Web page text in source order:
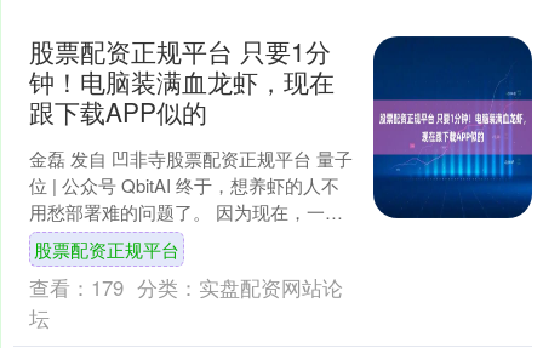
股票配资正规平台 只要1分
钟！电脑装满血龙虾，现在
跟下载APP似的
金磊 发自 凹非寺股票配资正规平台 量子
位 | 公众号 QbitAI 终于，想养虾的人不
用愁部署难的问题了。 因为现在，一个
国产应用上面就能直接用满血龙虾！
它....
股票配资正规平台
查看： 179 分类： 实盘配资网站论
坛